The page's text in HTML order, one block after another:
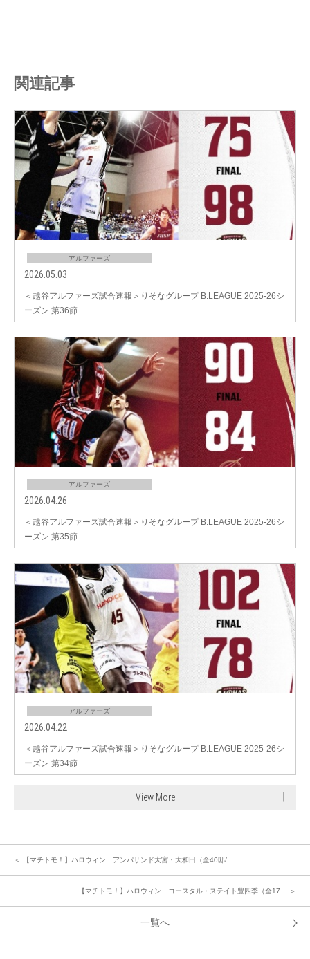
関連記事
アルファーズ
2026.05.03
＜越谷アルファーズ試合速報＞りそなグループ B.LEAGUE 2025-26シ
ーズン 第36節
アルファーズ
2026.04.26
＜越谷アルファーズ試合速報＞りそなグループ B.LEAGUE 2025-26シ
ーズン 第35節
アルファーズ
2026.04.22
＜越谷アルファーズ試合速報＞りそなグループ B.LEAGUE 2025-26シ
ーズン 第34節
View More
＜ 【マチトモ！】ハロウィン アンパサンド大宮・大和田（全40邸/…
【マチトモ！】ハロウィン コースタル・ステイト豊四季（全17… ＞
一覧へ